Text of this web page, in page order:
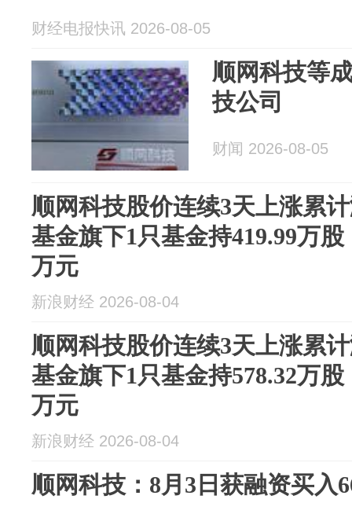
财经电报快讯 2026-08-05
顺网科技等
技公司
财闻 2026-08-05
顺网科技股价连续3天上涨累
基金旗下1只基金持419.99万股
万元
新浪财经 2026-08-04
顺网科技股价连续3天上涨累
基金旗下1只基金持578.32万股
万元
新浪财经 2026-08-04
顺网科技：8月3日获融资买入